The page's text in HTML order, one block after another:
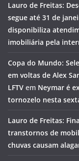
Lauro de Freitas:
segue até 31 de
disponibiliza
imobiliária pela
Copa do Mundo:
em voltas de Alex
LFTV em Neymar é
tornozelo nesta
Lauro de Freitas:
transtornos de
chuvas causam